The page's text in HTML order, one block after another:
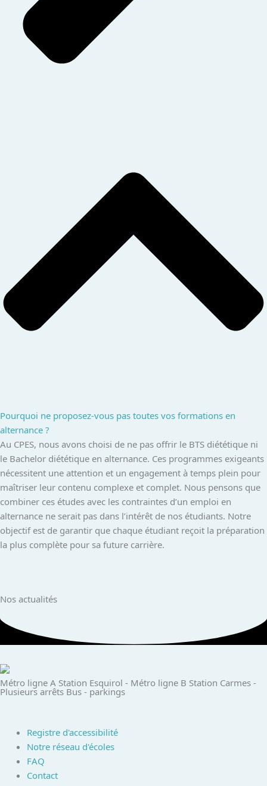
Pourquoi ne proposez-vous pas toutes vos formations en
alternance ?
Au CPES, nous avons choisi de ne pas offrir le BTS diététique ni
le Bachelor diététique en alternance. Ces programmes exigeants
nécessitent une attention et un engagement à temps plein pour
maîtriser leur contenu complexe et complet. Nous pensons que
combiner ces études avec les contraintes d’un emploi en
alternance ne serait pas dans l’intérêt de nos étudiants. Notre
objectif est de garantir que chaque étudiant reçoit la préparation
la plus complète pour sa future carrière.
Nos actualités
Métro ligne A Station Esquirol - ​ Métro ligne B Station Carmes​ -
Plusieurs arrêts Bus​ - parkings ​
Registre d'accessibilité
Notre réseau d'écoles
FAQ
Contact